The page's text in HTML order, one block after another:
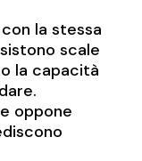
la stessa
scale
la capacità
oppone